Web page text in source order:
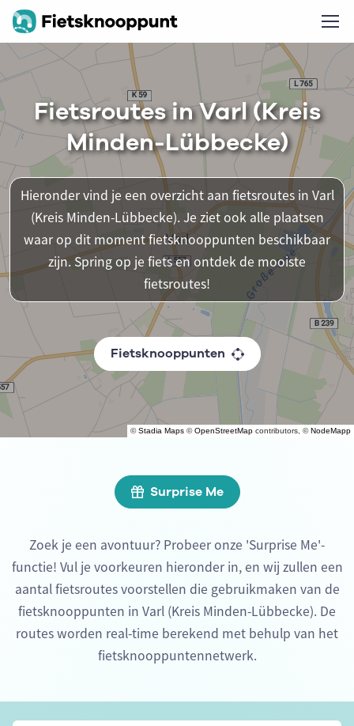
©Stadia Maps ©OpenStreetMap contributors, ©NodeMapp
Fietsroutes in Varl (Kreis
Minden-Lübbecke)
Hieronder vind je een overzicht aan fietsroutes in Varl
(Kreis Minden-Lübbecke). Je ziet ook alle plaatsen
waar op dit moment fietsknooppunten beschikbaar
zijn. Spring op je fiets en ontdek de mooiste
fietsroutes!
Fietsknooppunten
Surprise Me
Zoek je een avontuur? Probeer onze 'Surprise Me'-
functie! Vul je voorkeuren hieronder in, en wij zullen een
aantal fietsroutes voorstellen die gebruikmaken van de
fietsknooppunten in Varl (Kreis Minden-Lübbecke). De
routes worden real-time berekend met behulp van het
fietsknooppuntennetwerk.